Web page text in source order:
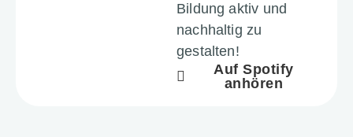
Bildung aktiv und
nach­haltig zu
gestalten!
Auf Spotify
anhören